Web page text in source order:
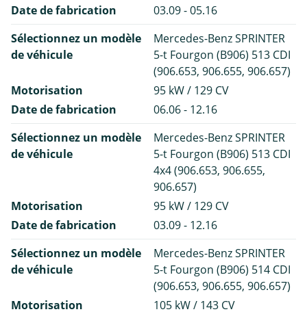
Date de fabrication
03.09 - 05.16
Sélectionnez un modèle
de véhicule
Mercedes-Benz SPRINTER
5-t Fourgon (B906) 513 CDI
(906.653, 906.655, 906.657)
Motorisation
95 kW / 129 CV
Date de fabrication
06.06 - 12.16
Sélectionnez un modèle
de véhicule
Mercedes-Benz SPRINTER
5-t Fourgon (B906) 513 CDI
4x4 (906.653, 906.655,
906.657)
Motorisation
95 kW / 129 CV
Date de fabrication
03.09 - 12.16
Sélectionnez un modèle
de véhicule
Mercedes-Benz SPRINTER
5-t Fourgon (B906) 514 CDI
(906.653, 906.655, 906.657)
Motorisation
105 kW / 143 CV